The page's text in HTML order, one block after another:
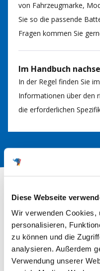
Diese Webseite
Wir verwenden Cookies,
personalisieren,
zu können und die
analysieren. Außerdem
Verwendung unserer
von Fahrzeugmarke,
Sie so die passende
Fragen kommen Sie
Im Handbuch
In der Regel finden Sie
Informationen über den
die erforderlichen
5.00
Basierend auf 1
Wie beurteilen Sie die
New content loaded